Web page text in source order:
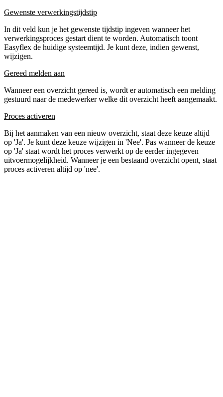
Gewenste verwerkingstijdstip
In dit veld kun je het gewenste tijdstip ingeven wanneer het
verwerkingsproces gestart dient te worden. Automatisch toont
Easyflex de huidige systeemtijd. Je kunt deze, indien gewenst,
wijzigen.
Gereed melden aan
Wanneer een overzicht gereed is, wordt er automatisch een melding
gestuurd naar de medewerker welke dit overzicht heeft aangemaakt.
Proces activeren
Bij het aanmaken van een nieuw overzicht, staat deze keuze altijd
op 'Ja'. Je kunt deze keuze wijzigen in 'Nee'. Pas wanneer de keuze
op 'Ja' staat wordt het proces verwerkt op de eerder ingegeven
uitvoermogelijkheid. Wanneer je een bestaand overzicht opent, staat
proces activeren altijd op 'nee'.